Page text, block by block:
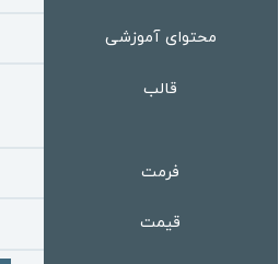
محتوای آموزشی
قالب
فرمت
قیمت